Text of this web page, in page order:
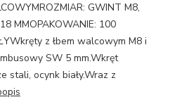
GWINT M8,
MMOPAKOWANIE: 100
z łbem walcowym M8 i
SW 5 mm.Wkręt
stali, ocynk biały.Wraz z